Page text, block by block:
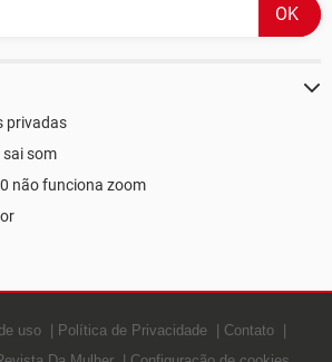
privadas
sai som
não funciona zoom
uso Política de Privacidade
Contato